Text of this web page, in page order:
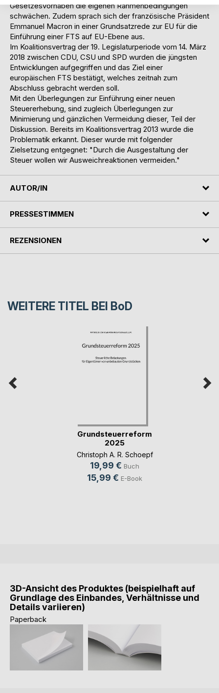
Gesetzesvorhaben die eigenen Rahmenbedingungen
schwächen. Zudem sprach sich der französische Präsident
Emmanuel Macron in einer Grundsatzrede zur EU für die
Einführung einer FTS auf EU-Ebene aus.
Im Koalitionsvertrag der 19. Legislaturperiode vom 14. März
2018 zwischen CDU, CSU und SPD wurden die jüngsten
Entwicklungen aufgegriffen und das Ziel einer
europäischen FTS bestätigt, welches zeitnah zum
Abschluss gebracht werden soll.
Mit den Überlegungen zur Einführung einer neuen
Steuererhebung, sind zugleich Überlegungen zur
Minimierung und gänzlichen Vermeidung dieser, Teil der
Diskussion. Bereits im Koalitionsvertrag 2013 wurde die
Problematik erkannt. Dieser wurde mit folgender
Zielsetzung entgegnet: "Durch die Ausgestaltung der
Steuer wollen wir Ausweichreaktionen vermeiden."
AUTOR/IN
PRESSESTIMMEN
REZENSIONEN
WEITERE TITEL BEI BoD
Grundsteuerreform
2025
Christoph A. R. Schoepf
19,99 € Buch
15,99 € E-Book
3D-Ansicht des Produktes (beispielhaft auf
Grundlage des Einbandes, Verhältnisse und
Details variieren)
Paperback